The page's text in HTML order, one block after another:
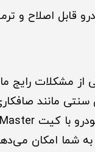
قابل اصلاح و
مشکلات رایج
مانند
شما امکان